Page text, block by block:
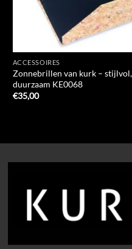
ACCESSOIRES
Zonnebrillen van kurk –
duurzaam KE0068
€35,00